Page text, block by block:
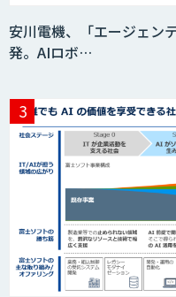
生成
スマ
Meter
安川電機、「エージェン
発。AIロボ…